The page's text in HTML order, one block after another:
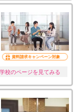
資料請求キャンペーン対象
校のページを見てみる